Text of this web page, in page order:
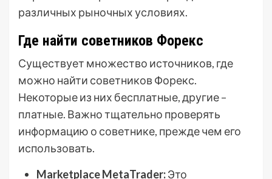
различных рыночных условиях.
Где найти советников Форекс
Существует множество источников, где
можно найти советников Форекс.
Некоторые из них бесплатные, другие –
платные. Важно тщательно проверять
информацию о советнике, прежде чем его
использовать.
Marketplace MetaTrader:Это